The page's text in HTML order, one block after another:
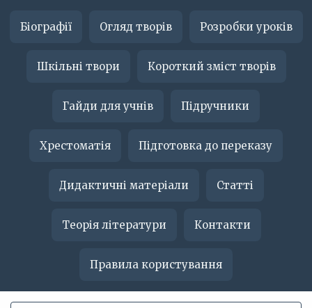
Біографії Огляд творів Розробки уроків
Шкільні твори Короткий зміст творів
Гайди для учнів Підручники
Хрестоматія Підготовка до переказу
Дидактичні матеріали Статті
Теорія літератури Контакти
Правила користування